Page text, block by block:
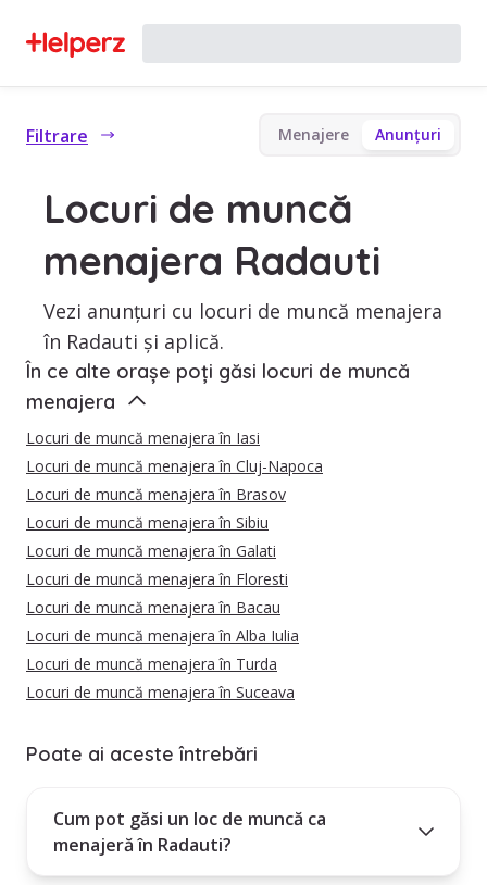
Filtrare Menajere Anunțuri
Locuri de muncă
menajera Radauti
Vezi anunțuri cu locuri de muncă menajera
în Radauti și aplică.
În ce alte orașe poți găsi locuri de muncă
menajera
Locuri de muncă menajera în Iasi
Locuri de muncă menajera în Cluj-Napoca
Locuri de muncă menajera în Brasov
Locuri de muncă menajera în Sibiu
Locuri de muncă menajera în Galati
Locuri de muncă menajera în Floresti
Locuri de muncă menajera în Bacau
Locuri de muncă menajera în Alba Iulia
Locuri de muncă menajera în Turda
Locuri de muncă menajera în Suceava
Poate ai aceste întrebări
Cum pot găsi un loc de muncă ca
menajeră în Radauti?